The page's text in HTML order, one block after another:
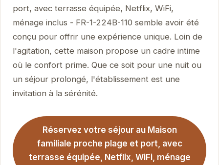
port, avec terrasse équipée, Netflix, WiFi,
ménage inclus - FR-1-224B-110 semble avoir été
conçu pour offrir une expérience unique. Loin de
l'agitation, cette maison propose un cadre intime
où le confort prime. Que ce soit pour une nuit ou
un séjour prolongé, l'établissement est une
invitation à la sérénité.
Réservez votre séjour au Maison
familiale proche plage et port, avec
terrasse équipée, Netflix, WiFi, ménage